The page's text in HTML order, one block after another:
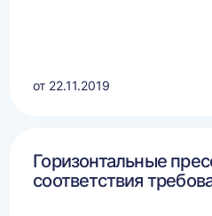
от 22.11.2019
Горизонтальные
соответствия